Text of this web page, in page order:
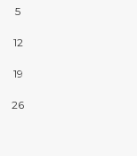
5
12
19
26